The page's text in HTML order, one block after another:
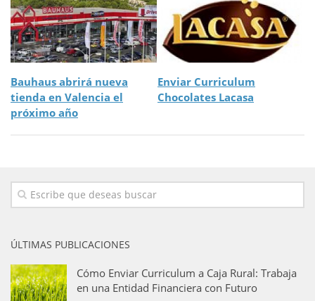
Bauhaus abrirá nueva
tienda en Valencia el
próximo año
Enviar Curriculum
Chocolates Lacasa
ÚLTIMAS PUBLICACIONES
Cómo Enviar Curriculum a Caja Rural: Trabaja
en una Entidad Financiera con Futuro